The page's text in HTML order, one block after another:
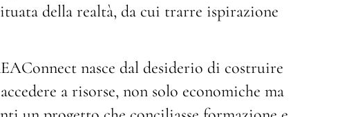
della realtà, da cui trarre ispirazione
nasce dal desiderio di costruire
a risorse, non solo economiche ma